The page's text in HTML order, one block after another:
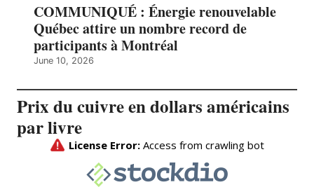
COMMUNIQUÉ : Énergie renouvelable
Québec attire un nombre record de
participants à Montréal
June 10, 2026
Prix du cuivre en dollars américains
par livre